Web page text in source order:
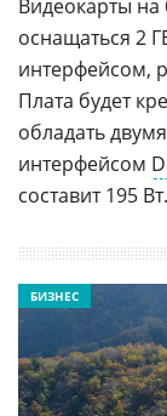
Видеокарты на
оснащаться 2
интерфейсом,
Плата будет
обладать двумя
интерфейсом
составит 195 Вт.
БИЗНЕС